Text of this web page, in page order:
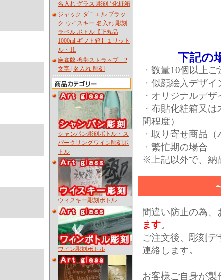
名入れ グラス 彫刻 / 化粧箱
ジャック ダニエル ブラッ
ク ウイスキー 名入れ 彫刻
ラベル ボトル【正規品
1000ml ギフト箱】１リット
ル・1L
麻雀牌 携帯ストラップ 2
文字 | 名入れ 彫刻
シャンパン彫刻ボトル・ス
パークリングワイン彫刻ボ
トル
ウィスキー彫刻ボトル
ワイン彫刻ボトル
下記の
・数量10個以上
・似顔絵入デザ
・オリジナルデ
・布貼化粧箱又
間程度）
・取り寄せ商品
・繁忙期の場合
※上記以外で、納
間違い防止の為、
ます。
ご注文後、彫刻
連絡します。
お客様ご自身が製